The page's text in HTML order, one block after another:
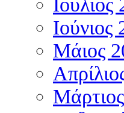
Ιούνιος
Μάιος